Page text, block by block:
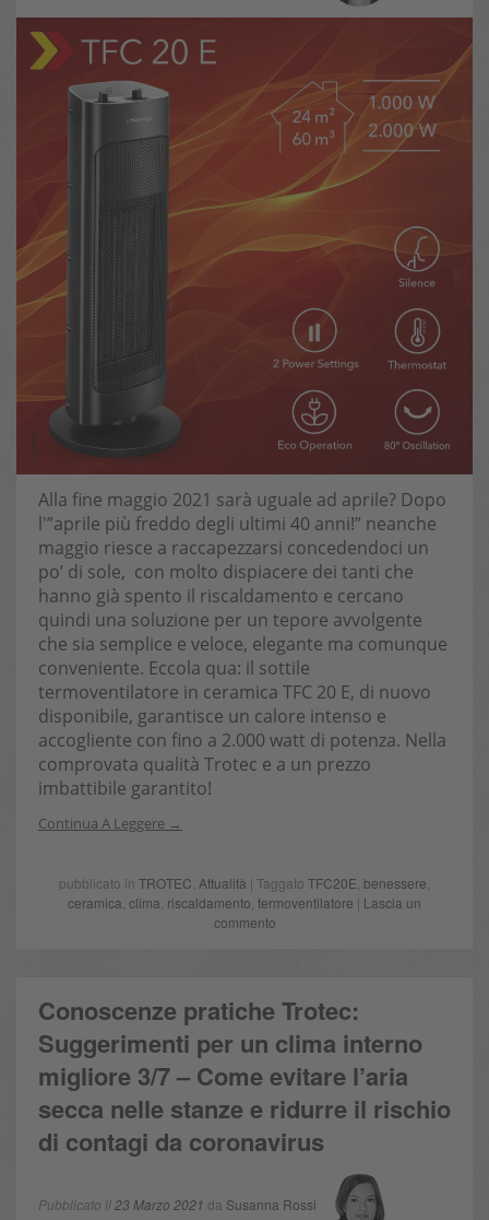
Alla fine maggio 2021 sarà uguale ad aprile? Dopo
l'”aprile più freddo degli ultimi 40 anni!” neanche
maggio riesce a raccapezzarsi concedendoci un
po’ di sole, con molto dispiacere dei tanti che
hanno già spento il riscaldamento e cercano
quindi una soluzione per un tepore avvolgente
che sia semplice e veloce, elegante ma comunque
conveniente. Eccola qua: il sottile
termoventilatore in ceramica TFC 20 E, di nuovo
disponibile, garantisce un calore intenso e
accogliente con fino a 2.000 watt di potenza. Nella
comprovata qualità Trotec e a un prezzo
imbattibile garantito!
Continua A Leggere
pubblicato in TROTEC Attualità | Taggato TFC20E benessere
ceramica clima riscaldamento termoventilatore | Lascia un
commento
Conoscenze pratiche Trotec:
Suggerimenti per un clima interno
migliore 3/7 – Come evitare l’aria
secca nelle stanze e ridurre il rischio
di contagi da coronavirus
Pubblicato il23 Marzo 2021 da Susanna Rossi